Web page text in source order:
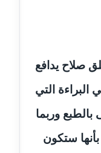
صلاح يدافع
التي
وربما
ستكون